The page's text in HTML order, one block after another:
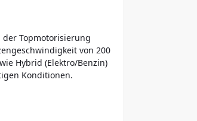
der Topmotorisierung
von 200
Hybrid (Elektro/Benzin)
Konditionen.